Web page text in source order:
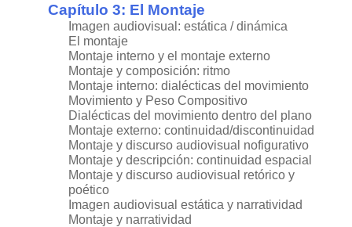
Capítulo 3: El Montaje
Imagen audiovisual: estática / dinámica
El montaje
Montaje interno y el montaje externo
Montaje y composición: ritmo
Montaje interno: dialécticas del movimiento
Movimiento y Peso Compositivo
Dialécticas del movimiento dentro del plano
Montaje externo: continuidad/discontinuidad
Montaje y discurso audiovisual nofigurativo
Montaje y descripción: continuidad espacial
Montaje y discurso audiovisual retórico y
poético
Imagen audiovisual estática y narratividad
Montaje y narratividad